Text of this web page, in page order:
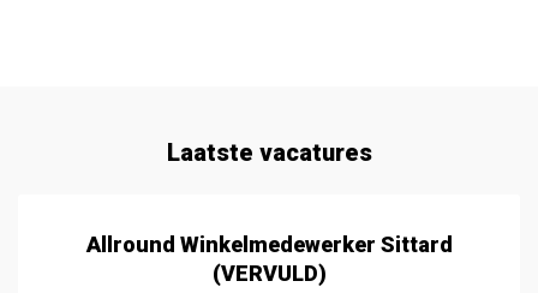
Laatste vacatures
Medewerk(st)er Binnendienst